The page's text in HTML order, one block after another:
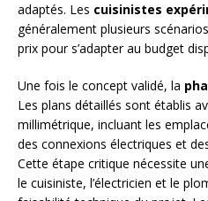
adaptés. Les cuisinistes
généralement plusieurs
prix pour s’adapter au budget
Une fois le concept validé, la
Les plans détaillés sont établis
millimétrique, incluant les
des connexions électriques et
Cette étape critique nécessite
le cuisiniste, l’électricien et le